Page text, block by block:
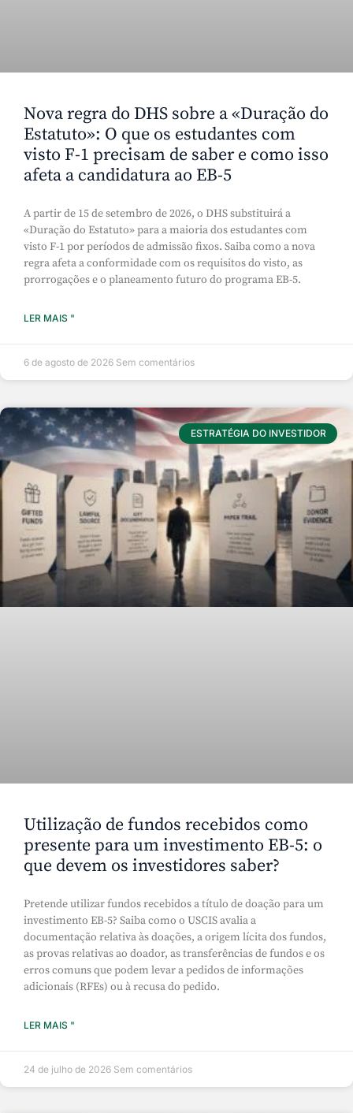
Nova regra do DHS sobre a «Duração do
Estatuto»: O que os estudantes com
visto F-1 precisam de saber e como isso
afeta a candidatura ao EB-5
A partir de 15 de setembro de 2026, o DHS substituirá a
«Duração do Estatuto» para a maioria dos estudantes com
visto F-1 por períodos de admissão fixos. Saiba como a nova
regra afeta a conformidade com os requisitos do visto, as
prorrogações e o planeamento futuro do programa EB-5.
LER MAIS "
6 de agosto de 2026 Sem comentários
ESTRATÉGIA DO INVESTIDOR
Utilização de fundos recebidos como
presente para um investimento EB-5: o
que devem os investidores saber?
Pretende utilizar fundos recebidos a título de doação para um
investimento EB-5? Saiba como o USCIS avalia a
documentação relativa às doações, a origem lícita dos fundos,
as provas relativas ao doador, as transferências de fundos e os
erros comuns que podem levar a pedidos de informações
adicionais (RFEs) ou à recusa do pedido.
LER MAIS "
24 de julho de 2026 Sem comentários